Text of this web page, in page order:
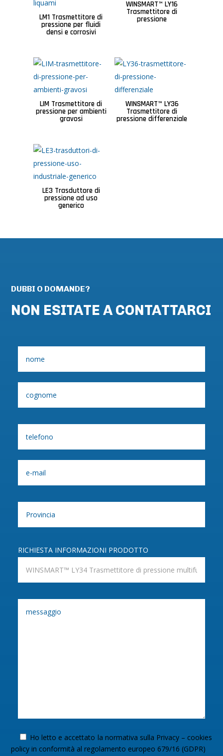
LM1 Trasmettitore di
pressione per fluidi
densi e corrosivi
WINSMART™ LY16
Trasmettitore di
pressione
LIM Trasmettitore di
pressione per ambienti
gravosi
WINSMART™ LY36
Trasmettitore di
pressione differenziale
LE3 Trasduttore di
pressione ad uso
generico
DUBBI O DOMANDE?
NON ESITATE A CONTATTARCI
RICHIESTA INFORMAZIONI PRODOTTO
Ho letto e accettato la normativa sulla Privacy – cookies
policy in conformità al regolamento europeo 679/16 (GDPR)